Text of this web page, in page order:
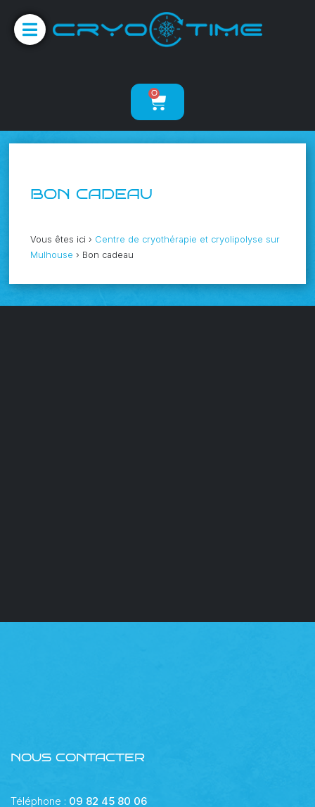
0
BON CADEAU
Vous êtes ici › Centre de cryothérapie et cryolipolyse sur
Mulhouse › Bon cadeau
NOUS CONTACTER
Téléphone : 09 82 45 80 06